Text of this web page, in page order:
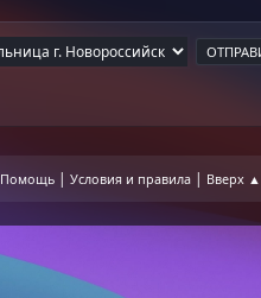
Помощь| Условия и правила| Вверх ▲